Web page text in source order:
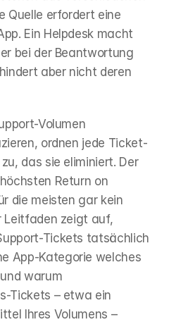
Quelle erfordert eine
Ein Helpdesk macht
bei der Beantwortung
aber nicht deren
Volumen
ordnen jede Ticket-
das sie eliminiert. Der
Return on
die meisten gar kein
Leitfaden zeigt auf,
Tickets tatsächlich
App-Kategorie welches
warum
Tickets – etwa ein
Ihres Volumens –